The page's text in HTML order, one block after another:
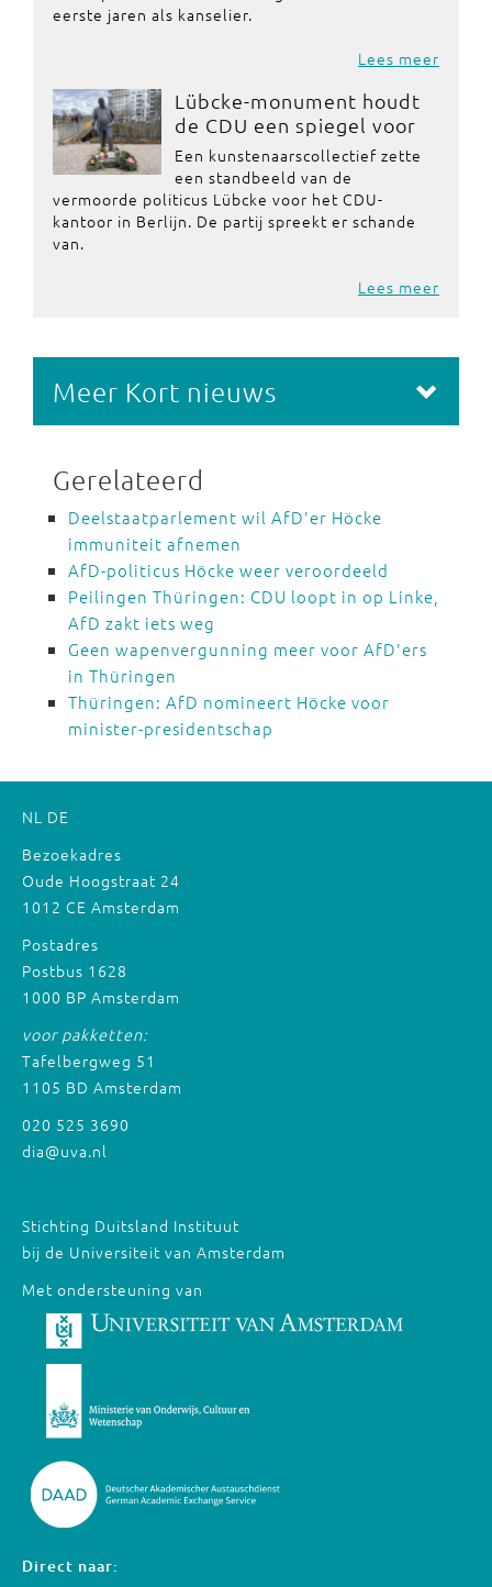
eerste jaren als kanselier.
Lees meer
Lübcke-monument houdt
de CDU een spiegel voor
Een kunstenaarscollectief zette
een standbeeld van de
vermoorde politicus Lübcke voor het CDU-
kantoor in Berlijn. De partij spreekt er schande
van.
Lees meer
Meer Kort nieuws
Gerelateerd
Deelstaatparlement wil AfD'er Höcke
immuniteit afnemen
AfD-politicus Höcke weer veroordeeld
Peilingen Thüringen: CDU loopt in op Linke,
AfD zakt iets weg
Geen wapenvergunning meer voor AfD'ers
in Thüringen
Thüringen: AfD nomineert Höcke voor
minister-presidentschap
NL DE
Bezoekadres
Oude Hoogstraat 24
1012 CE Amsterdam
Postadres
Postbus 1628
1000 BP Amsterdam
voor pakketten:
Tafelbergweg 51
1105 BD Amsterdam
020 525 3690
dia@uva.nl
Stichting Duitsland Instituut
bij de Universiteit van Amsterdam
Met ondersteuning van
Direct naar: